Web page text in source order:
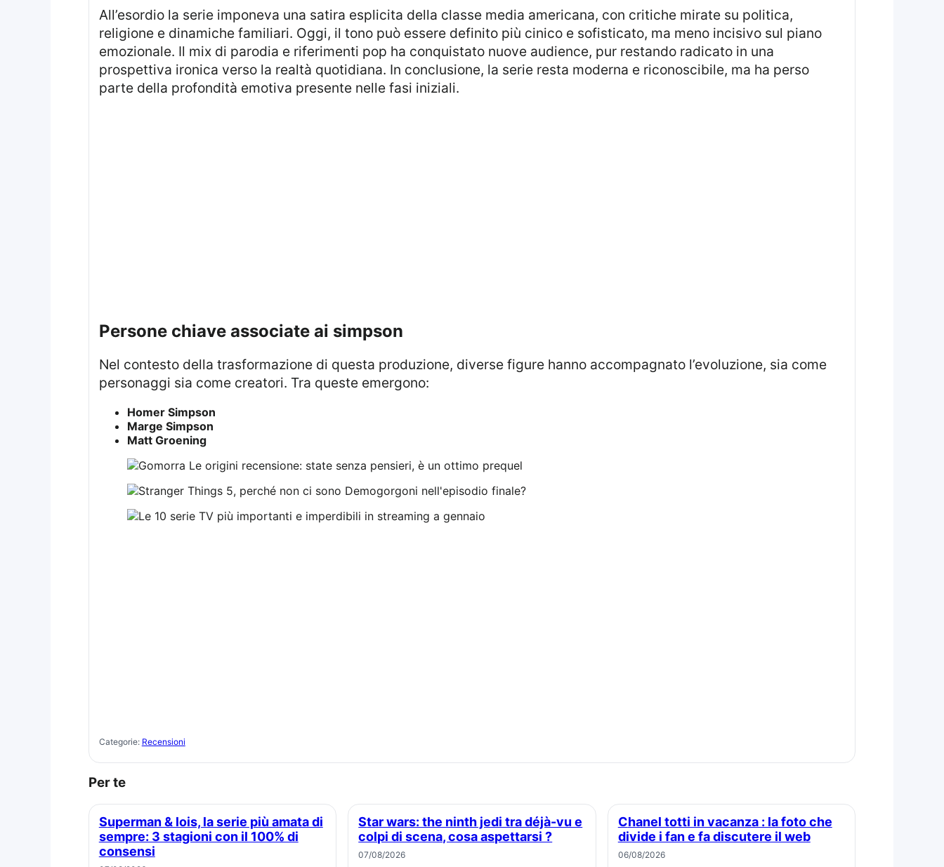
All’esordio la serie imponeva una satira esplicita della classe media americana, con critiche mirate su politica,
religione e dinamiche familiari. Oggi, il tono può essere definito più cinico e sofisticato, ma meno incisivo sul piano
emozionale. Il mix di parodia e riferimenti pop ha conquistato nuove audience, pur restando radicato in una
prospettiva ironica verso la realtà quotidiana. In conclusione, la serie resta moderna e riconoscibile, ma ha perso
parte della profondità emotiva presente nelle fasi iniziali.
persone chiave associate ai simpson
Nel contesto della trasformazione di questa produzione, diverse figure hanno accompagnato l’evoluzione, sia come
personaggi sia come creatori. Tra queste emergono:
Homer Simpson
Marge Simpson
Matt Groening
Categorie: Recensioni
Per te
Superman & lois, la serie più amata di
sempre: 3 stagioni con il 100% di
consensi
Star wars: the ninth jedi tra déjà-vu e
colpi di scena, cosa aspettarsi ?
07/08/2026
Chanel totti in vacanza : la foto che
divide i fan e fa discutere il web
06/08/2026